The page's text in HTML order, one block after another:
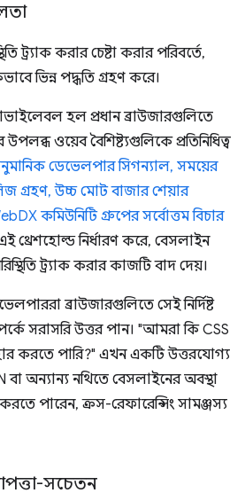
ট্র্যাক করার চেষ্টা করার পরিবর্তে,
ভিন্ন পদ্ধতি গ্রহণ করে।
হল প্রধান ব্রাউজারগুলিতে
ওয়েব বৈশিষ্ট্যগুলিকে প্রতিনিধিত্ব
ডেভেলপার সিগন্যাল, সময়ের
গ্রহণ, উচ্চ মোট বাজার শেয়ার
কমিউনিটি গ্রুপের সর্বোত্তম বিচার
থ্রেশহোল্ড নির্ধারণ করে, বেসলাইন
ট্র্যাক করার কাজটি বাদ দেয়।
ব্রাউজারগুলিতে সেই নির্দিষ্ট
সরাসরি উত্তর পান। "আমরা কি CSS
করতে পারি?" এখন একটি উত্তরযোগ্য
বা অন্যান্য নথিতে বেসলাইনের অবস্থা
পারেন, ক্রস-রেফারেন্সিং সামঞ্জস্য
সচেতন